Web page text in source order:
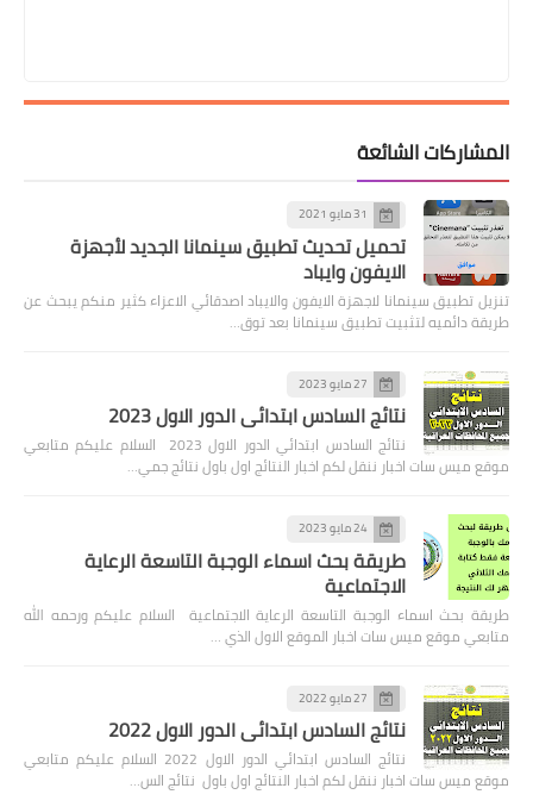
المشاركات الشائعة
31 مايو 2021
تحميل تحديث تطبيق سينمانا الجديد لأجهزة
الايفون وايباد
تنزيل تطبيق سينمانا لاجهزة الايفون والايباد اصدقائي الاعزاء كثير منكم يبحث عن
طريقة دائميه لتثبيت تطبيق سينمانا بعد توق…
27 مايو 2023
نتائج السادس ابتدائي الدور الاول 2023
نتائج السادس ابتدائي الدور الاول 2023 السلام عليكم متابعي
موقع ميس سات اخبار ننقل لكم اخبار النتائج اول باول نتائج جمي…
24 مايو 2023
طريقة بحث اسماء الوجبة التاسعة الرعاية
الاجتماعية
طريقة بحث اسماء الوجبة التاسعة الرعاية الاجتماعية السلام عليكم ورحمه الله
متابعي موقع ميس سات اخبار الموقع الاول الذي …
27 مايو 2022
نتائج السادس ابتدائي الدور الاول 2022
نتائج السادس ابتدائي الدور الاول 2022 السلام عليكم متابعي
موقع ميس سات اخبار ننقل لكم اخبار النتائج اول باول نتائج الس…